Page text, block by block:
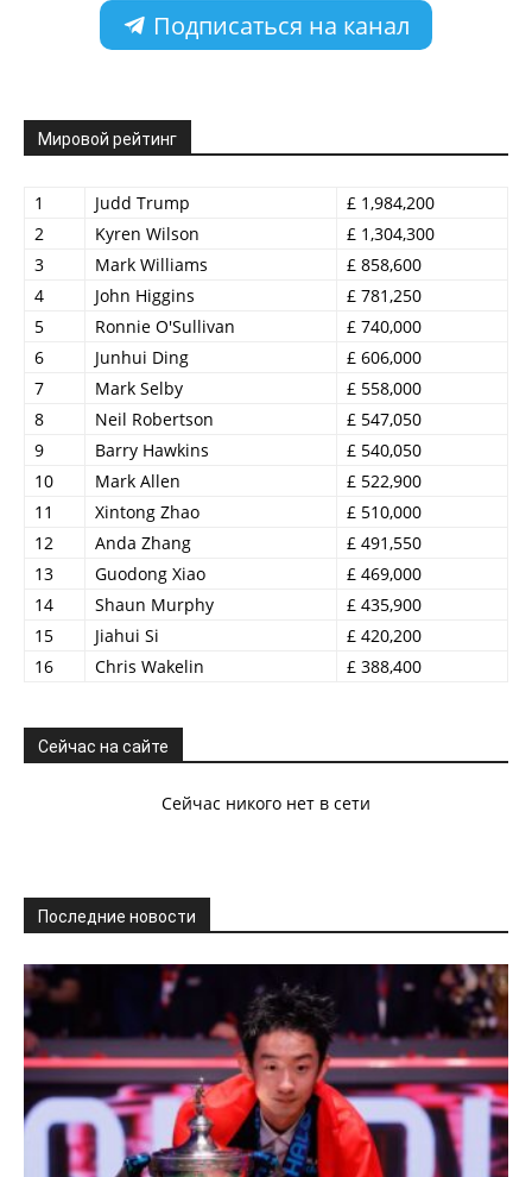
Подписаться на канал
Мировой рейтинг
1 Judd Trump
£ 1,984,200
2
Kyren Wilson
£ 1,304,300
3
Mark Williams
£ 858,600
4
John Higgins
£ 781,250
5
Ronnie O'Sullivan
£ 740,000
6
Junhui Ding
£ 606,000
7
Mark Selby
£ 558,000
8
Neil Robertson
£ 547,050
9
Barry Hawkins
£ 540,050
10
Mark Allen
£ 522,900
11
Xintong Zhao
£ 510,000
12
Anda Zhang
£ 491,550
13
Guodong Xiao
£ 469,000
14
Shaun Murphy
£ 435,900
15
Jiahui Si
£ 420,200
16
Chris Wakelin £ 388,400
Сейчас на сайте
Сейчас никого нет в сети
Последние новости